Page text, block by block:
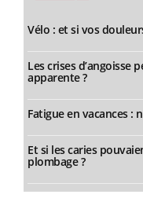
Vélo : et si vos
Les crises d’angoisse
apparente ?
Fatigue en vacances :
Et si les caries
plombage ?